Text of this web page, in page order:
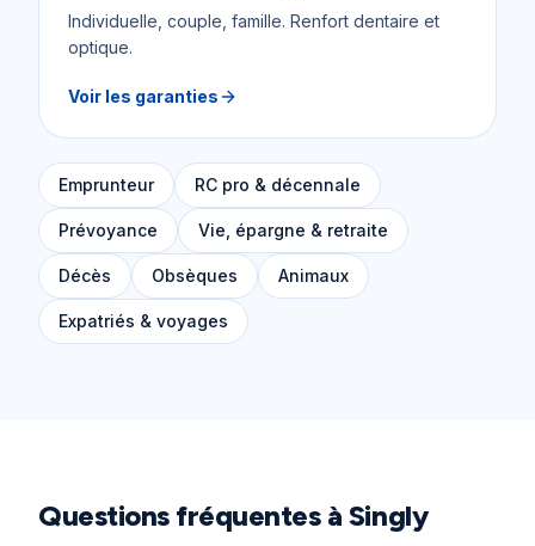
Individuelle, couple, famille. Renfort dentaire et
optique.
Voir les garanties
Emprunteur RC pro & décennale
Prévoyance Vie, épargne & retraite
Décès Obsèques Animaux
Expatriés & voyages
Questions fréquentes à Singly